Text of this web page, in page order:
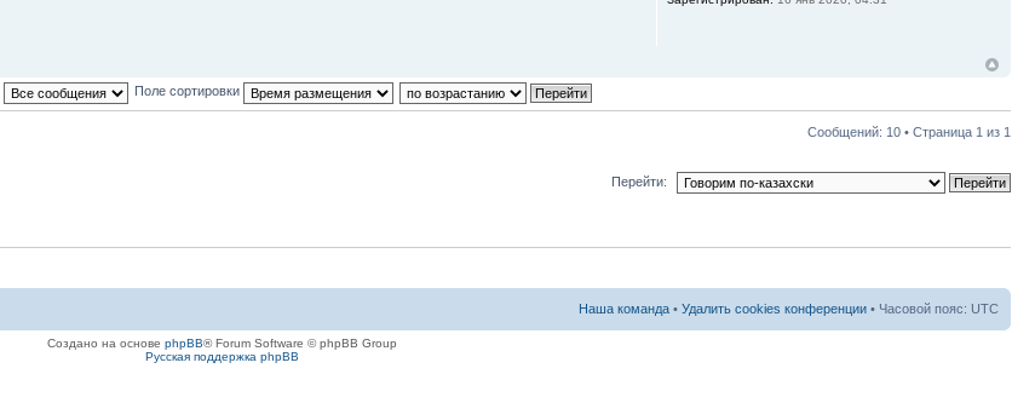
Поле сортировки
Сообщений: 10 • Страница 1 из 1
Перейти:
Наша команда • Удалить cookies конференции • Часовой пояс: UTC
Создано на основе phpBB® Forum Software © phpBB Group
Русская поддержка phpBB